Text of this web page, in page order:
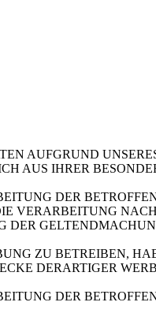
AUFGRUND
AUS IHRER
DER
VERARBEITUNG
ZU BETREIBEN,
DERARTIGER
DER